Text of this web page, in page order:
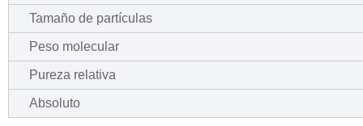
Tamaño de partículas
Peso molecular
Pureza relativa
Absoluto